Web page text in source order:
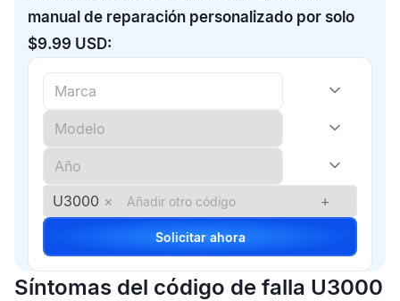
manual de reparación personalizado por solo
$9.99 USD:
U3000 × +
Solicitar ahora
Síntomas del código de falla U3000